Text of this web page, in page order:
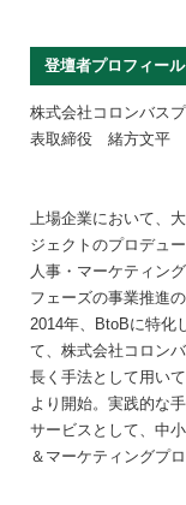
登壇者プロフィール
株式会社コロンバス
表取締役 緒方文平
上場企業において、
ジェクトのプロデュ
人事・マーケティン
フェーズの事業推進
2014年、BtoBに特化
て、株式会社コロン
長く手法として用い
より開始。実践的な
サービスとして、中
＆マーケティングプ